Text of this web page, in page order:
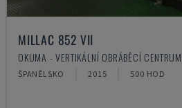
MILLAC 852 VII
OKUMA - VERTIKÁLNÍ OBRÁBĚCÍ CENTRUM
ŠPANĚLSKO 2015 500 HOD